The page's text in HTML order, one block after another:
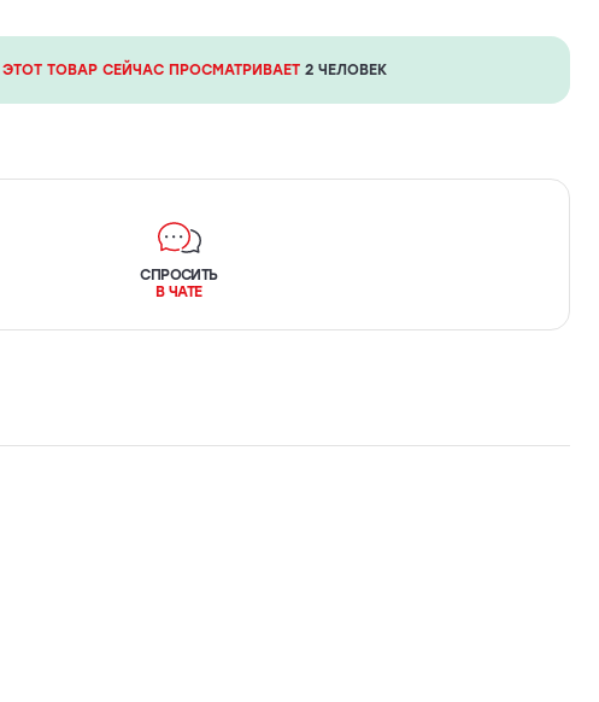
ЭТОТ ТОВАР СЕЙЧАС ПРОСМАТРИВАЕТ 2 ЧЕЛОВЕК
СПРОСИТЬ
В ЧАТЕ